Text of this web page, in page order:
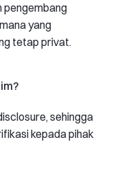
pengembang
yang
tetap privat.
sehingga
kepada pihak